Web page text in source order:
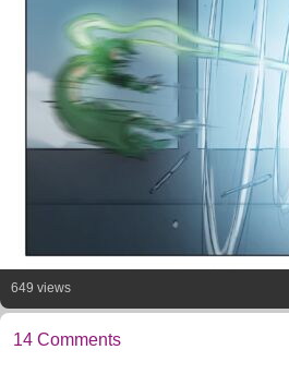
649 views
14 Comments